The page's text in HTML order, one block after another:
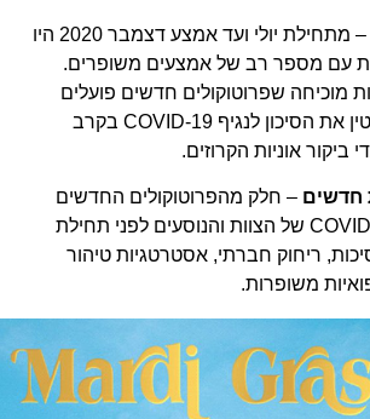
– מתחילת יולי ועד אמצע דצמבר 2020 היו
הפלגות עם מספר רב של אמצעים משופרים.
שפרוטוקולים חדשים פועלים
כמתוכנן – כדי להקטין את הסיכון לנגיף COVID-19 בקרב
אוניות הקרוזים.
– חלק מהפרוטוקולים החדשים
כוללים בדיקות COVID-19 של הצוות והנוסעים לפני תחילת
ריחוק חברתי, אסטרטגיות טיהור
משופרות.